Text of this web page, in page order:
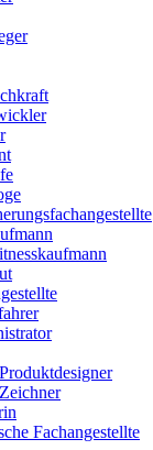
Fachangestellte